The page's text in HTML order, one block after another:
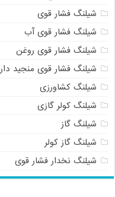
شیلنگ فشار قوی
شیلنگ فشار قوی آب
شیلنگ فشار قوی روغن
شیلنگ فشار قوی منجید دار
شیلنگ کشاورزی
شیلنگ کولر گازی
شیلنگ گاز
شیلنگ گاز کولر
شیلنگ نخدار فشار قوی